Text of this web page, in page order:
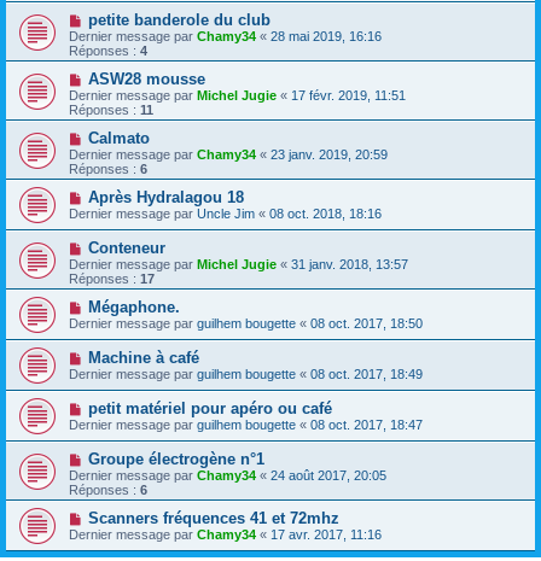
petite banderole du club
Dernier message par Chamy34 « 28 mai 2019, 16:16
Réponses : 4
ASW28 mousse
Dernier message par Michel Jugie « 17 févr. 2019, 11:51
Réponses : 11
Calmato
Dernier message par Chamy34 « 23 janv. 2019, 20:59
Réponses : 6
Après Hydralagou 18
Dernier message par Uncle Jim « 08 oct. 2018, 18:16
Conteneur
Dernier message par Michel Jugie « 31 janv. 2018, 13:57
Réponses : 17
Mégaphone.
Dernier message par guilhem bougette « 08 oct. 2017, 18:50
Machine à café
Dernier message par guilhem bougette « 08 oct. 2017, 18:49
petit matériel pour apéro ou café
Dernier message par guilhem bougette « 08 oct. 2017, 18:47
Groupe électrogène n°1
Dernier message par Chamy34 « 24 août 2017, 20:05
Réponses : 6
Scanners fréquences 41 et 72mhz
Dernier message par Chamy34 « 17 avr. 2017, 11:16